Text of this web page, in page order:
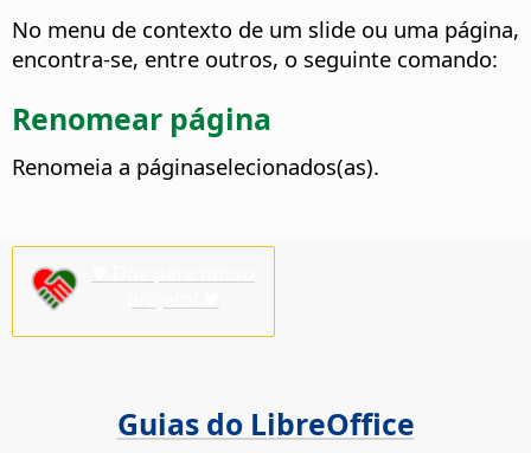
No menu de contexto de um slide ou uma página,
encontra-se, entre outros, o seguinte comando:
Renomear página
Renomeia a páginaselecionados(as).
Guias do LibreOffice